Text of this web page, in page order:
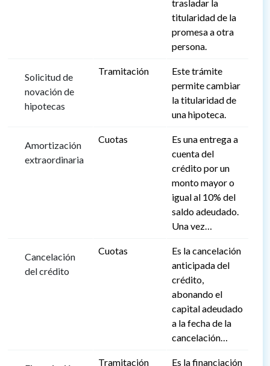
trasladar la
titularidad de la
promesa a otra
persona.
Solicitud de
novación de
hipotecas
Tramitación
Este trámite
permite cambiar
la titularidad de
una hipoteca.
Amortización
extraordinaria
Cuotas
Es una entrega a
cuenta del
crédito por un
monto mayor o
igual al 10% del
saldo adeudado.
Una vez…
Cancelación
del crédito
Cuotas
Es la cancelación
anticipada del
crédito,
abonando el
capital adeudado
a la fecha de la
cancelación…
Tramitación
Es la financiación